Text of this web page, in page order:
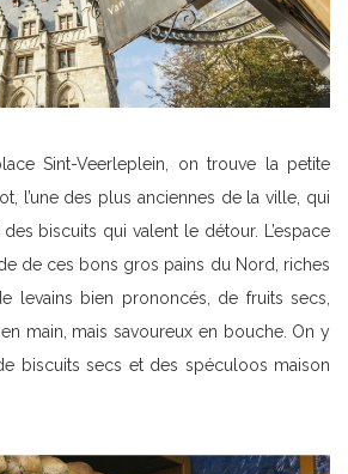
Sint-Veerleplein, on trouve la petite
l’une des plus anciennes de la ville, qui
biscuits qui valent le détour. L’espace
de ces bons gros pains du Nord, riches
levains bien prononcés, de fruits secs,
main, mais savoureux en bouche. On y
biscuits secs et des spéculoos maison